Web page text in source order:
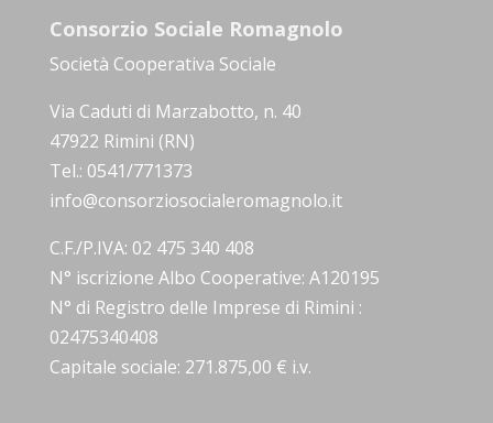
Consorzio Sociale Romagnolo
Società Cooperativa Sociale
Via Caduti di Marzabotto, n. 40
47922 Rimini (RN)
Tel.: 0541/771373
info@consorziosocialeromagnolo.it
C.F./P.IVA: 02 475 340 408
N° iscrizione Albo Cooperative: A120195
N° di Registro delle Imprese di Rimini :
02475340408
Capitale sociale: 271.875,00 € i.v.